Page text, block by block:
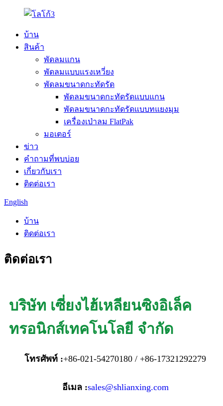
บ้าน
สินค้า
พัดลมแกน
พัดลมแบบแรงเหวี่ยง
พัดลมขนาดกะทัดรัด
พัดลมขนาดกะทัดรัดแบบแกน
พัดลมขนาดกะทัดรัดแบบทแยงมุม
เครื่องเป่าลม FlatPak
มอเตอร์
ข่าว
คำถามที่พบบ่อย
เกี่ยวกับเรา
ติดต่อเรา
English
บ้าน
ติดต่อเรา
ติดต่อเรา
บริษัท เซี่ยงไฮ้เหลียนซิงอิเล็ค
ทรอนิกส์เทคโนโลยี จำกัด
โทรศัพท์ :+86-021-54270180 / +86-17321292279
อีเมล :sales@shlianxing.com